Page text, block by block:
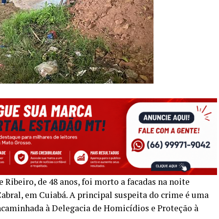
de 48 anos, foi morto a facadas na noite
em Cuiabá. A principal suspeita do crime é uma
à Delegacia de Homicídios e Proteção à